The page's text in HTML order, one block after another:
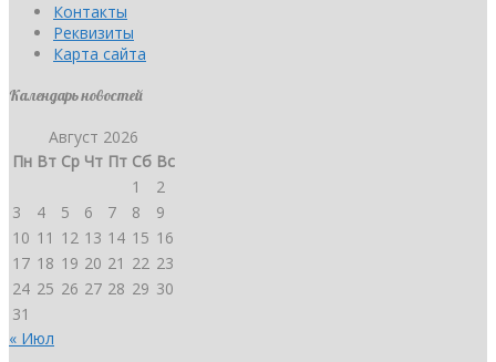
Контакты
Реквизиты
Карта сайта
Календарь новостей
Август 2026
Пн Вт Ср Чт Пт Сб Вс
1
2
3
4 5 6 7 8
9
10 11 12 13 14 15 16
17 18 19 20 21 22 23
24 25 26 27 28 29 30
31
« Июл